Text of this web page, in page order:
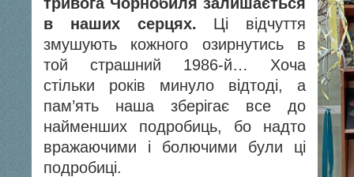
в наших серцях. Ці відчуття
змушують кожного озирнутись в
той страшний 1986-й… Хоча
стільки років минуло відтоді, а
пам’ять наша зберігає все до
найменших подробиць, бо надто
вражаючими і болючими були ці
подробиці.